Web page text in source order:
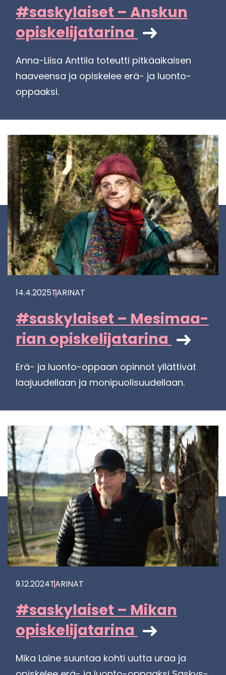
#sas­ky­lai­set – Ans­kun
opis­ke­li­ja­ta­ri­na
Anna-​Liisa Ant­ti­la to­teut­ti pit­kä­ai­kai­sen
haa­veen­sa ja opis­ke­lee erä- ja luonto-​
oppaaksi.
14.4.2025TA­RI­NAT
#sas­ky­lai­set – Me­si­maa­
rian opis­ke­li­ja­ta­ri­na
Erä- ja luonto-​oppaan opin­not yl­lät­ti­vät
laa­juu­del­laan ja mo­ni­puo­li­suu­del­laan.
9.12.2024TA­RI­NAT
#sas­ky­lai­set – Mikan
opis­ke­li­ja­ta­ri­na
Mika Laine suun­taa kohti uutta uraa ja